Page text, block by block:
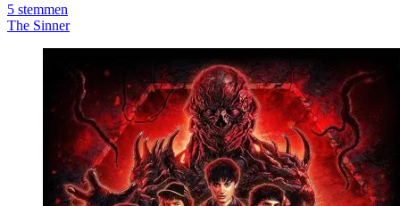
5 stemmen
The Sinner